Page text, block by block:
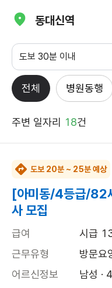
동대신역
도보 30분 이내
전체 병원동행
주변 일자리 18건
도보 20분 ~ 25분 예상
[아미동/4등급/82
사 모집
급여
시급
근무유형
방문요
어르신정보
남성 ·